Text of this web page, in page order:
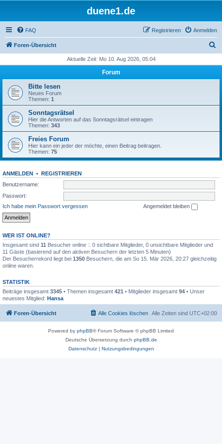
duene1.de
FAQ Anmelden
Registrieren
Foren-Übersicht
h
Aktuelle Zeit: Mo 10. Aug 2026, 05:04
Forum
Bitte lesen
Neues Forum
Themen: 1
Sonntagsrätsel
Hier die Antworten auf das Sonntagsrätsel eintragen
Themen: 343
Freies Forum
Hier kann ein jeder der möchte, einen Beitrag beitragen.
Themen: 75
ANMELDEN • REGISTRIEREN
Benutzername:
Passwort:
Ich habe mein Passwort vergessen
Angemeldet bleiben
WER IST ONLINE?
Insgesamt sind 11 Besucher online :: 0 sichtbare Mitglieder, 0 unsichtbare Mitglieder und
11 Gäste (basierend auf den aktiven Besuchern der letzten 5 Minuten)
Der Besucherrekord liegt bei 1350 Besuchern, die am So 15. Mär 2026, 20:27 gleichzeitig
online waren.
STATISTIK
Beiträge insgesamt 3345 • Themen insgesamt 421 • Mitglieder insgesamt 94 • Unser
neuestes Mitglied: Hansa
Foren-Übersicht Alle Zeiten sind UTC+02:00
Alle Cookies löschen
Powered by phpBB® Forum Software © phpBB Limited
Deutsche Übersetzung durch phpBB.de
Datenschutz| Nutzungsbedingungen